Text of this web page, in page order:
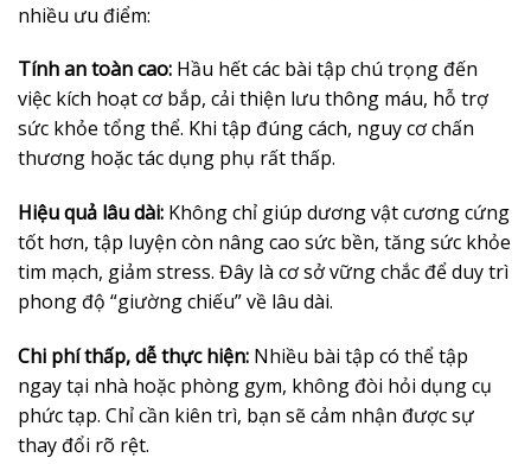
nhiều ưu điểm:
Tính an toàn cao: Hầu hết các bài tập chú trọng đến
việc kích hoạt cơ bắp, cải thiện lưu thông máu, hỗ trợ
sức khỏe tổng thể. Khi tập đúng cách, nguy cơ chấn
thương hoặc tác dụng phụ rất thấp.
Hiệu quả lâu dài: Không chỉ giúp dương vật cương cứng
tốt hơn, tập luyện còn nâng cao sức bền, tăng sức khỏe
tim mạch, giảm stress. Đây là cơ sở vững chắc để duy trì
phong độ “giường chiếu” về lâu dài.
Chi phí thấp, dễ thực hiện: Nhiều bài tập có thể tập
ngay tại nhà hoặc phòng gym, không đòi hỏi dụng cụ
phức tạp. Chỉ cần kiên trì, bạn sẽ cảm nhận được sự
thay đổi rõ rệt.